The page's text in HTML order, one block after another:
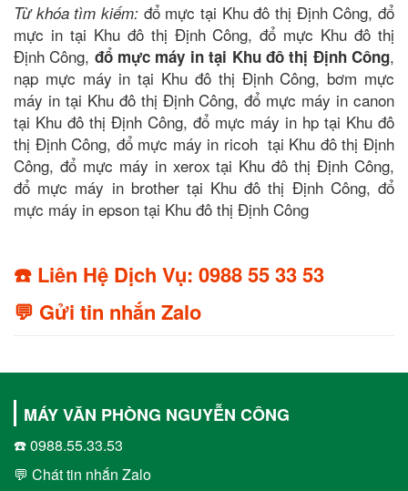
Từ khóa tìm kiếm: đổ mực tại Khu đô thị Định Công, đổ
mực in tại Khu đô thị Định Công, đổ mực Khu đô thị
Định Công, đổ mực máy in tại Khu đô thị Định Công,
nạp mực máy in tại Khu đô thị Định Công, bơm mực
máy in tại Khu đô thị Định Công, đổ mực máy in canon
tại Khu đô thị Định Công, đổ mực máy in hp tại Khu đô
thị Định Công, đổ mực máy in ricoh tại Khu đô thị Định
Công, đổ mực máy in xerox tại Khu đô thị Định Công,
đổ mực máy in brother tại Khu đô thị Định Công, đổ
mực máy in epson tại Khu đô thị Định Công
☎️ Liên Hệ Dịch Vụ: 0988 55 33 53
💬 Gửi tin nhắn Zalo
MÁY VĂN PHÒNG NGUYỄN CÔNG
☎️ 0988.55.33.53
💬 Chát tin nhắn Zalo